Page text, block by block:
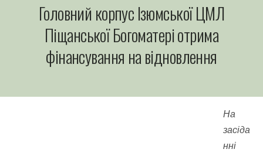
Головний корпус Ізюмської ЦМЛ
Піщанської Богоматері отрима
фінансування на відновлення
На
засіда
нні